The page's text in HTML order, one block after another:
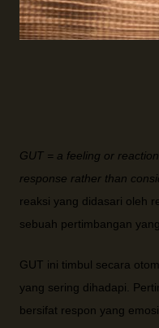
GUT = a feeling or
response rather than
reaksi yang didasari oleh
sebuah pertimbangan
GUT ini timbul secara
yang sering dihadapi.
bersifat respon yang